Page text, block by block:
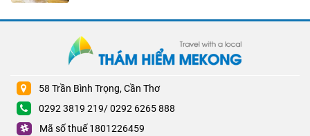
58 Trần Bình Trọng, Cần Thơ
0292 3819 219/ 0292 6265 888
Mã số thuế 1801226459